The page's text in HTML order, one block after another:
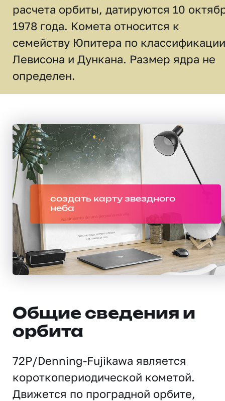
расчета орбиты, датируются 10
1978 года. Комета относится к
семейству Юпитера по классификации
Левисона и Дункана. Размер ядра не
определен.
создать карту звездного
неба
Общие сведения и
орбита
72P/Denning-Fujikawa является
короткопериодической кометой.
Движется по проградной орбите,